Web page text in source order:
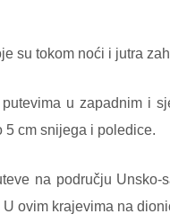
su tokom noći i jutra
u zapadnim i
5 cm snijega i poledice.
na području
ovim krajevima na